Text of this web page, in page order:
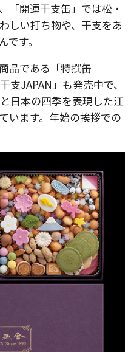
「開運干支缶」では松・
しい打ち物や、干支をあ
す。
品である「特撰缶
支JAPAN」も発売中で、
日本の四季を表現した江
います。年始の挨拶での